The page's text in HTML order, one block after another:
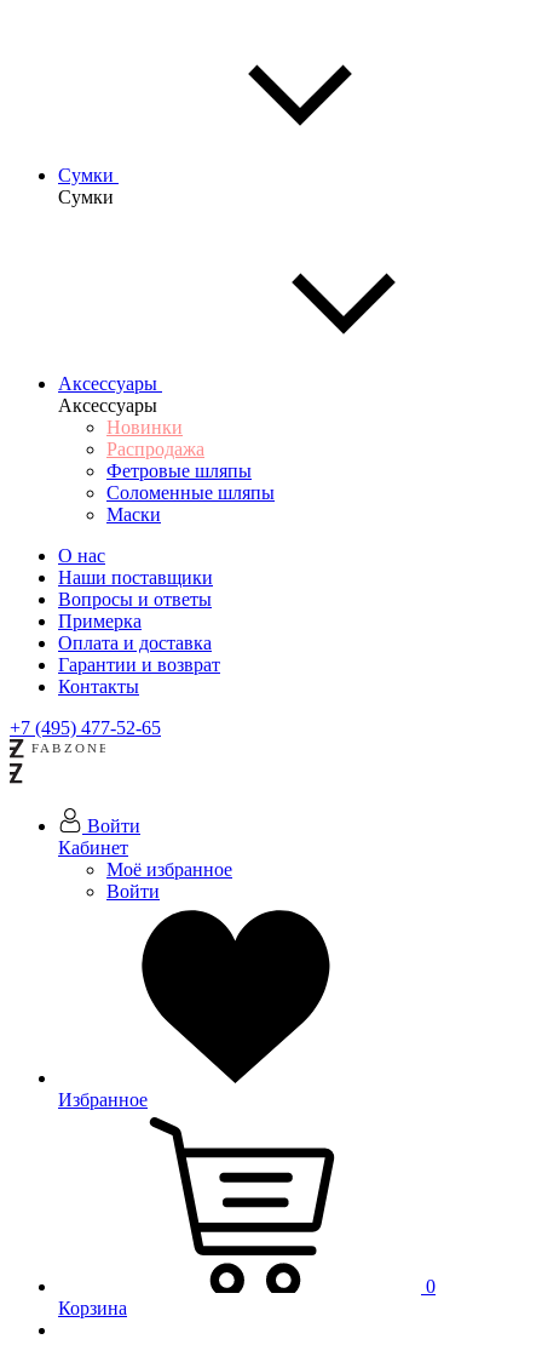
Сумки
Сумки
Аксессуары
Аксессуары
Новинки
Распродажа
Фетровые шляпы
Соломенные шляпы
Маски
О нас
Наши поставщики
Вопросы и ответы
Примерка
Оплата и доставка
Гарантии и возврат
Контакты
+7 (495) 477-52-65
Войти
Кабинет
Моё избранное
Войти
Избранное
0
Корзина